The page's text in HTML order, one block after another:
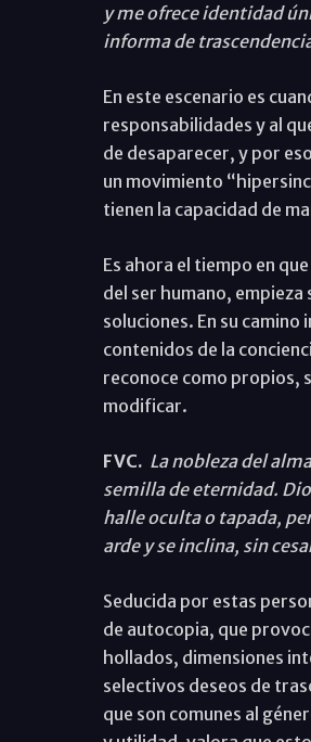
y me ofrece identidad
informa de
En este escenario es
responsabilidades y al
de desaparecer, y por
un movimiento
tienen la capacidad de
Es ahora el tiempo en
del ser humano,
soluciones. En su
contenidos de la
reconoce como propios,
modificar.
FVC. La nobleza del
semilla de eternidad.
halle oculta o tapada,
arde y se inclina, sin
Seducida por estas
de autocopia, que
hollados, dimensiones
selectivos deseos de
que son comunes al